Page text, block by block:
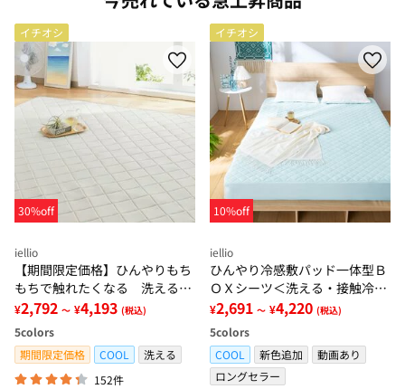
イチオシ
30%off
iellio
【期間限定価格】ひんやりもち
もちで触れたくなる 洗えるラ
グ＜低反発・滑りにくい・接触
冷感・防ダニ・カーペット＞
¥2,792 ～ ¥4,193 (税込)
5colors
期間限定価格
COOL
洗える
152件
イチオシ
10%off
iellio
ひんやり冷感敷パッド一体型Ｂ
ＯＸシーツ＜洗える・接触冷
感・抗菌防臭・時短・家事楽・
ボックスシーツ・寝苦しさ対策
＞
¥2,691 ～ ¥4,220 (税込)
5colors
COOL
新色追加
動画あり
ロングセラー